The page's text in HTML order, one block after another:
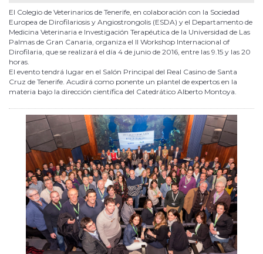
El Colegio de Veterinarios de Tenerife, en colaboración con la Sociedad
Europea de Dirofilariosis y Angiostrongolis (ESDA) y el Departamento de
Medicina Veterinaria e Investigación Terapéutica de la Universidad de Las
Palmas de Gran Canaria, organiza el II Workshop Internacional of
Dirofilaria, que se realizará el día 4 de junio de 2016, entre las 9.15 y las 20
horas.
El evento tendrá lugar en el Salón Principal del Real Casino de Santa
Cruz de Tenerife. Acudirá como ponente un plantel de expertos en la
materia bajo la dirección científica del Catedrático Alberto Montoya.